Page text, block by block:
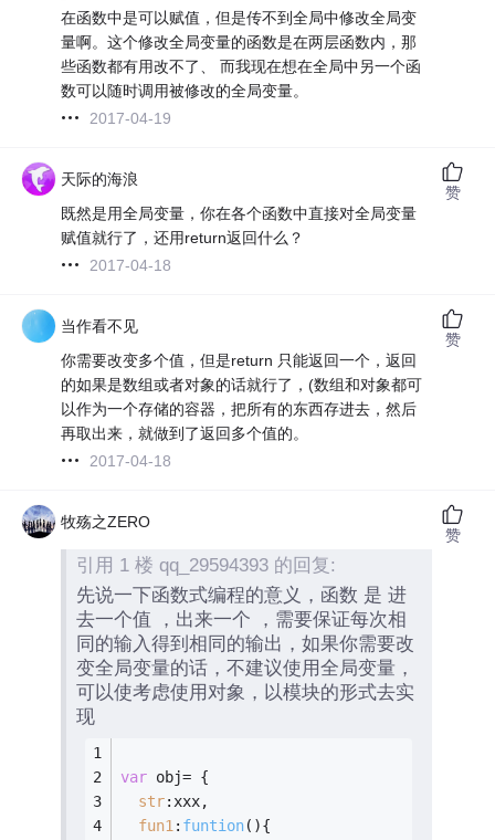
在函数中是可以赋值，但是传不到全局中修改全局变
量啊。这个修改全局变量的函数是在两层函数内，那
些函数都有用改不了、 而我现在想在全局中另一个函
数可以随时调用被修改的全局变量。
2017-04-19
天际的海浪
既然是用全局变量，你在各个函数中直接对全局变量
赋值就行了，还用return返回什么？
2017-04-18
赞
当作看不见
你需要改变多个值，但是return 只能返回一个，返回
的如果是数组或者对象的话就行了，(数组和对象都可
以作为一个存储的容器，把所有的东西存进去，然后
再取出来，就做到了返回多个值的。
2017-04-18
赞
牧殇之ZERO
引用 1 楼 qq_29594393 的回复:
先说一下函数式编程的意义，函数 是 进
去一个值 ，出来一个 ，需要保证每次相
同的输入得到相同的输出，如果你需要改
变全局变量的话，不建议使用全局变量，
可以使考虑使用对象，以模块的形式去实
现
var obj= {
str:xxx,
fun1 : funtion( ){
赞